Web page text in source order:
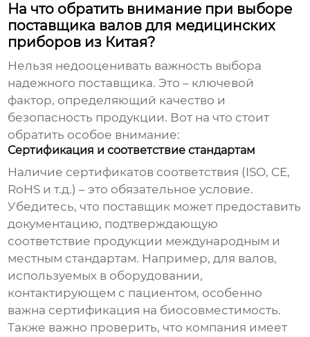
На что обратить внимание при выборе
поставщика валов для медицинских
приборов из Китая?
Нельзя недооценивать важность выбора
надежного поставщика. Это – ключевой
фактор, определяющий качество и
безопасность продукции. Вот на что стоит
обратить особое внимание:
Сертификация и соответствие стандартам
Наличие сертификатов соответствия (ISO, CE,
RoHS и т.д.) – это обязательное условие.
Убедитесь, что поставщик может предоставить
документацию, подтверждающую
соответствие продукции международным и
местным стандартам. Например, для валов,
используемых в оборудовании,
контактирующем с пациентом, особенно
важна сертификация на биосовместимость.
Также важно проверить, что компания имеет